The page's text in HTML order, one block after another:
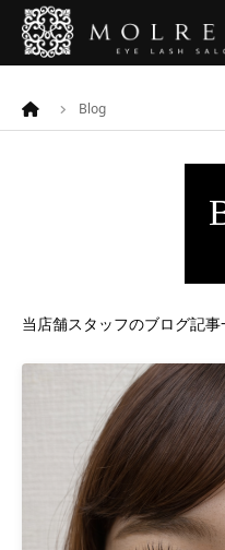
Blog
当店舗スタッフのブログ記事